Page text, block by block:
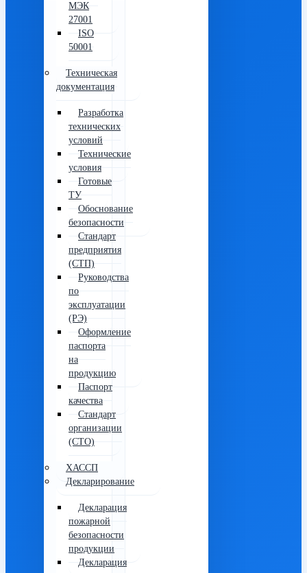
МЭК
27001
ISO
50001
Техническая
документация
Разработка
технических
условий
Технические
условия
Готовые
ТУ
Обоснование
безопасности
Стандарт
предприятия
(СТП)
Руководства
по
эксплуатации
(РЭ)
Оформление
паспорта
на
продукцию
Паспорт
качества
Стандарт
организации
(СТО)
ХАССП
Декларирование
Декларация
пожарной
безопасности
продукции
Декларация